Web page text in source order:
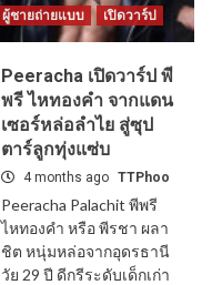
ผู้ชายถ่ายแบบ เปิดวาร์ป
Peeracha เปิดวาร์ป พี
พรี ไหทองคำ จากแดน
เซอร์หล่อลำไย สู่ซุป
ตาร์ลูกทุ่งแซ่บ
4 months ago TTPhoo
Peeracha Palachit พีพรี
ไหทองคำ หรือ พีรชา ผลา
ชิต หนุ่มหล่อจากอุดรธานี
วัย 29 ปี ดีกรีระดับเด็กเก่า